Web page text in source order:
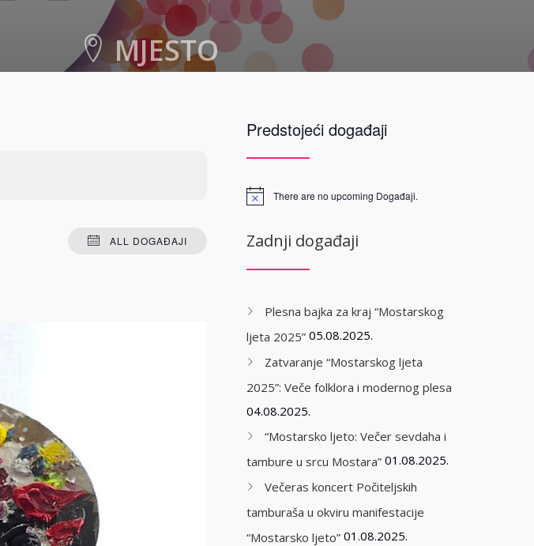
MJESTO
Bosnia and Herzegovina
ALL DOGAĐAJI
Predstojeći događaji
There are no upcoming Događaji.
Zadnji događaji
Plesna bajka za kraj “Mostarskog
ljeta 2025” 05.08.2025.
Zatvaranje “Mostarskog ljeta
2025”: Veče folklora i modernog plesa
04.08.2025.
“Mostarsko ljeto: Večer sevdaha i
tambure u srcu Mostara” 01.08.2025.
Večeras koncert Počiteljskih
tamburaša u okviru manifestacije
“Mostarsko ljeto” 01.08.2025.